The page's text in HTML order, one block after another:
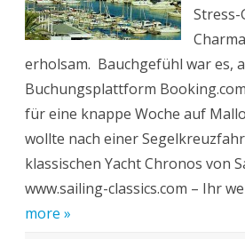
Stress-
erholsam. Bauchgefühl war es,
Buchungsplattform
für eine knappe Woche auf
wollte nach einer
klassischen Yacht Chronos von
www.sailing-classics.com – Ihr
more »